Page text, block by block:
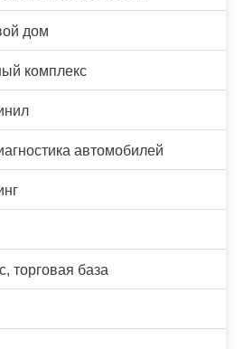
дом
комплекс
автомобилей
торговая база